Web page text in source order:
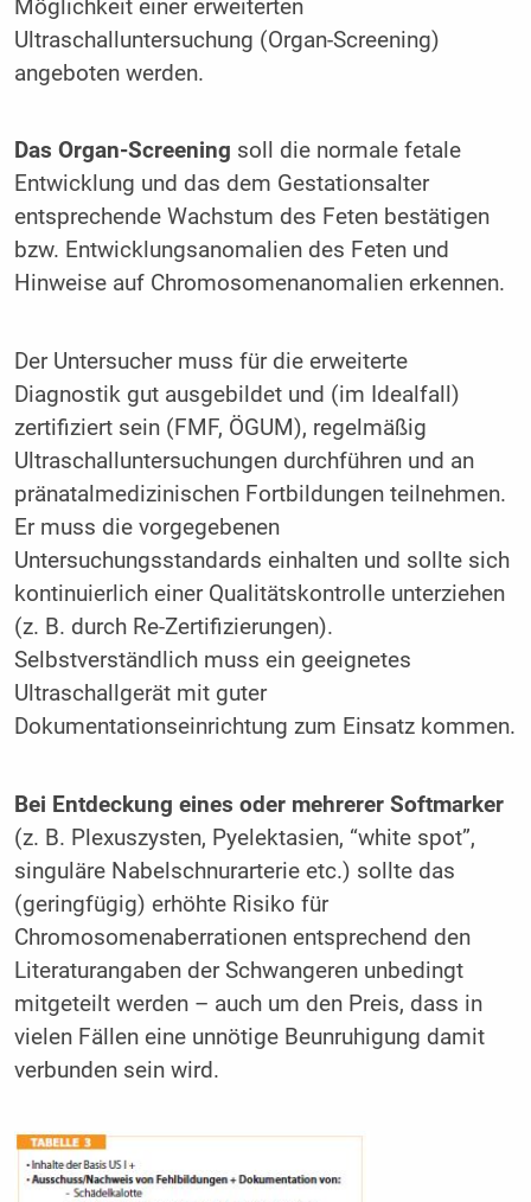
Möglichkeit einer erweiterten
Ultraschalluntersuchung (Organ-Screening)
angeboten werden.
Das Organ-Screening soll die normale fetale
Entwicklung und das dem Gestationsalter
entsprechende Wachstum des Feten bestätigen
bzw. Entwicklungsanomalien des Feten und
Hinweise auf Chromosomenanomalien erkennen.
Der Untersucher muss für die erweiterte
Diagnostik gut ausgebildet und (im Idealfall)
zertifiziert sein (FMF, ÖGUM), regelmäßig
Ultraschalluntersuchungen durchführen und an
pränatalmedizinischen Fortbildungen teilnehmen.
Er muss die vorgegebenen
Untersuchungsstandards einhalten und sollte sich
kontinuierlich einer Qualitätskontrolle unterziehen
(z. B. durch Re-Zertifizierungen).
Selbstverständlich muss ein geeignetes
Ultraschallgerät mit guter
Dokumentationseinrichtung zum Einsatz kommen.
Bei Entdeckung eines oder mehrerer Softmarker
(z. B. Plexuszysten, Pyelektasien, “white spot”,
singuläre Nabelschnurarterie etc.) sollte das
(geringfügig) erhöhte Risiko für
Chromosomenaberrationen entsprechend den
Literaturangaben der Schwangeren unbedingt
mitgeteilt werden – auch um den Preis, dass in
vielen Fällen eine unnötige Beunruhigung damit
verbunden sein wird.